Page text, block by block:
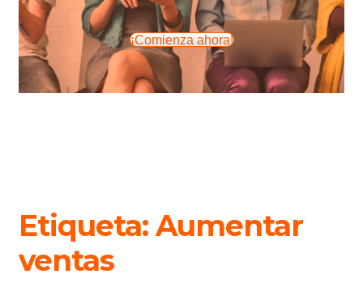
¡Comienza ahora!
Etiqueta:Aumentar
ventas